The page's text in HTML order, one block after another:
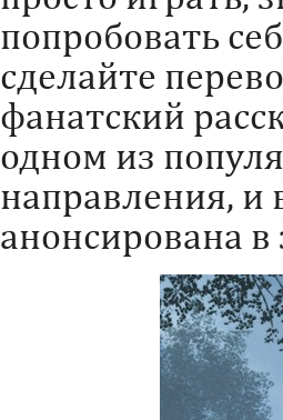
попробовать
сделайте
фанатский
одном из
направления, и
анонсирована в